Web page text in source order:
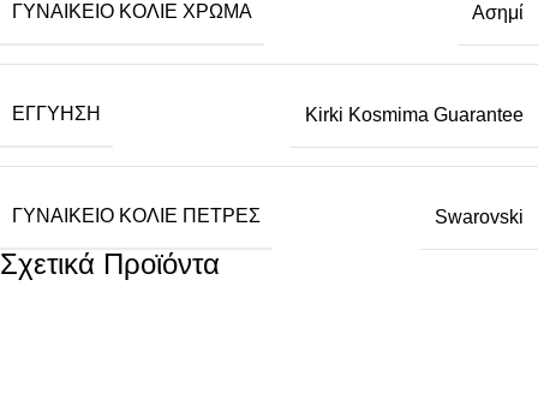
ΓΥΝΑΙΚΕΊΟ ΚΟΛΙΈ ΧΡΏΜΑ Ασημί
ΕΓΓΎΗΣΗ Kirki Kosmima Guarantee
ΓΥΝΑΙΚΕΊΟ ΚΟΛΙΈ ΠΈΤΡΕΣ Swarovski
Σχετικά Προϊόντα